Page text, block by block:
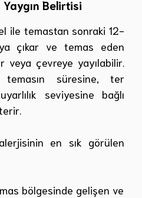
Belirtisi
ile temastan sonraki 12-
çıkar ve temas eden
veya çevreye yayılabilir.
temasın süresine, ter
seviyesine bağlı
en sık görülen
bölgesinde gelişen ve